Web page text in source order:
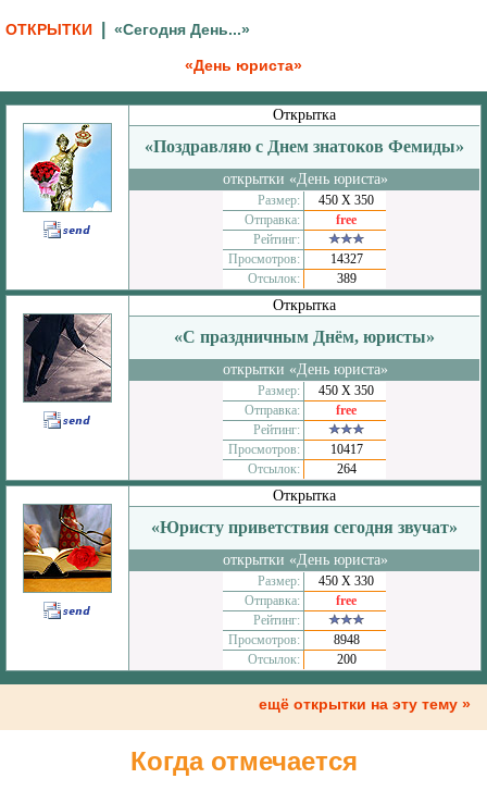
ОТКРЫТКИ «Сегодня День...»
«День юриста»
Открытка
«Поздравляю с Днем знатоков Фемиды»
открытки «День юриста»
Размер:
450 Х 350
Отправка:
free
Рейтинг:
Просмотров:
14327
Отсылок:
389
Открытка
«С праздничным Днём, юристы»
открытки «День юриста»
Размер:
450 Х 350
Отправка:
free
Рейтинг:
Просмотров:
10417
Отсылок:
264
Открытка
«Юристу приветствия сегодня звучат»
открытки «День юриста»
Размер:
450 Х 330
Отправка:
free
Рейтинг:
Просмотров:
8948
Отсылок:
200
ещё открытки на эту тему »
Когда отмечается